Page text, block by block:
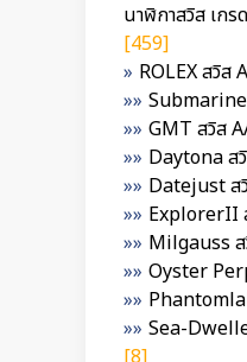
นาฬิกาสวิส เกร
[459]
ROLEX สวิส
GMT สวิส
Daytona ส
Datejust ส
ExplorerII
Milgauss ส
Oyster
Sea-